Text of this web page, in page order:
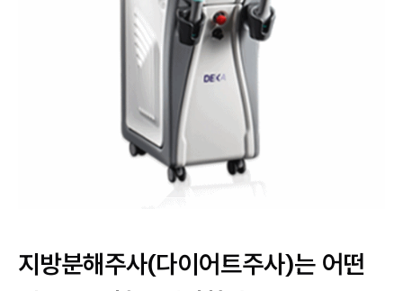
지방분해주사(다이어트주사)는 어떤